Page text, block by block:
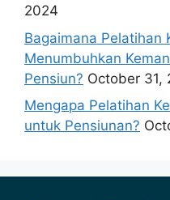
2024
Bagaimana Pelatihan
Menumbuhkan
Pensiun? October 31,
Mengapa Pelatihan
untuk Pensiunan?